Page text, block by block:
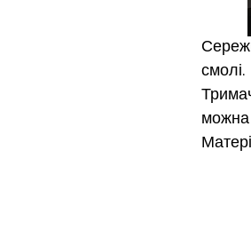
смолі.
можна